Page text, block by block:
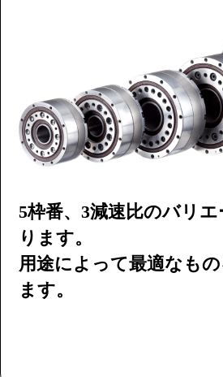
5枠番、3減速比のバリ
ります。
用途によって最適なも
ます。